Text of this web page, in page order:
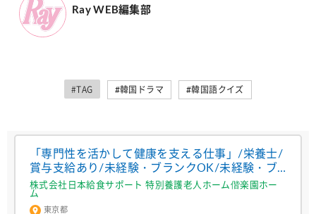
Ray WEB編集部
#TAG #韓国ドラマ #韓国語クイズ
「専門性を活かして健康を支える仕事」/栄養士/
賞与支給あり/未経験・ブランクOK/未経験・ブ
ランク歓迎
株式会社日本給食サポート 特別養護老人ホーム偕楽園ホー
ム
東京都